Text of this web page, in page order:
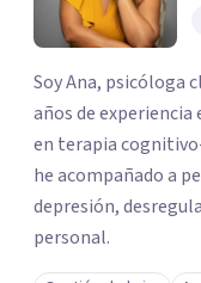
Soy Ana, psicóloga
años de
en terapia
he acompañado a
depresión,
personal.